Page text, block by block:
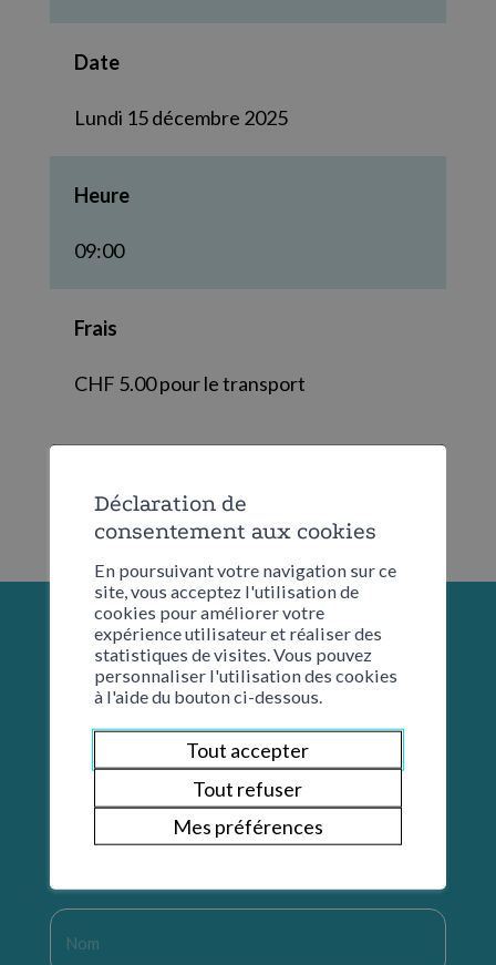
Date
Lundi 15 décembre 2025
Heure
09:00
Frais
CHF 5.00 pour le transport
Restons en contact
Nom
Déclaration de
consentement aux cookies
En poursuivant votre navigation sur ce
site, vous acceptez l'utilisation de
cookies pour améliorer votre
expérience utilisateur et réaliser des
statistiques de visites. Vous pouvez
personnaliser l'utilisation des cookies
à l'aide du bouton ci-dessous.
Tout accepter
Tout refuser
Mes préférences